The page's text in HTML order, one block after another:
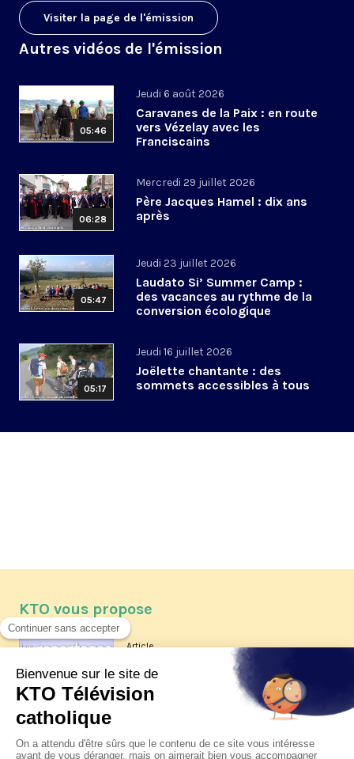
Visiter la page de l'émission
Autres vidéos de l'émission
05:46
Jeudi 6 août 2026
Caravanes de la Paix : en route
vers Vézelay avec les
Franciscains
06:28
Mercredi 29 juillet 2026
Père Jacques Hamel : dix ans
après
05:47
Jeudi 23 juillet 2026
Laudato Si’ Summer Camp :
des vacances au rythme de la
conversion écologique
05:17
Jeudi 16 juillet 2026
Joëlette chantante : des
sommets accessibles à tous
KTO vous propose
Article
Les reportages d'été 2026 de KTO
La visite pastorale du pape Léon
XIV à Assise à suivre sur KTO le